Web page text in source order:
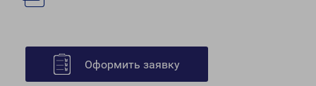
Оформить заявку